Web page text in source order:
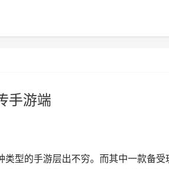
手游端
型的手游层出不穷。而其中一款备受